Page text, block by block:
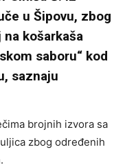
u Šipovu, zbog
košarkaša
saboru“ kod
saznaju
brojnih izvora sa
zbog određenih